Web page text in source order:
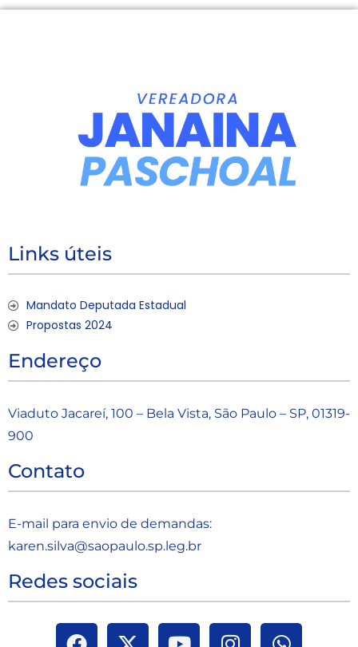
Links úteis
Mandato Deputada Estadual
Propostas 2024
Endereço
Viaduto Jacareí, 100 – Bela Vista, São Paulo – SP, 01319-
900
Contato
E-mail para envio de demandas:
karen.silva@saopaulo.sp.leg.br
Redes sociais